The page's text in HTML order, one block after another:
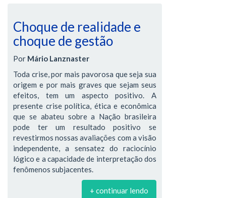
Choque de realidade e
choque de gestão
Por Mário Lanznaster
Toda crise, por mais pavorosa que seja sua
origem e por mais graves que sejam seus
efeitos, tem um aspecto positivo. A
presente crise política, ética e econômica
que se abateu sobre a Nação brasileira
pode ter um resultado positivo se
revestirmos nossas avaliações com a visão
independente, a sensatez do raciocínio
lógico e a capacidade de interpretação dos
fenômenos subjacentes.
+ continuar lendo